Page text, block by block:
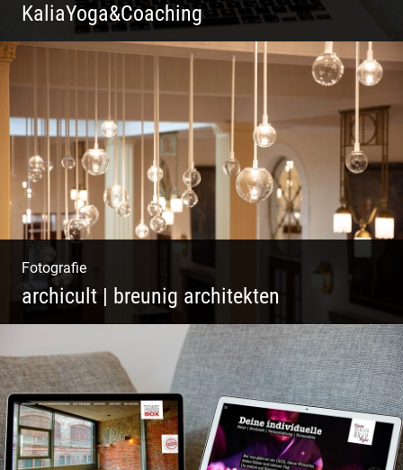
KaliaYoga&Coaching
Pint- & Webdesign, Fotografie & Corporate-
Fotografie
archicult | breunig architekten
Wasser im Fluss der Kurstadt